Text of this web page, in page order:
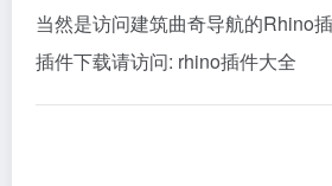
当然是访问建筑曲奇导航的Rhino
插件下载请访问: rhino插件大全